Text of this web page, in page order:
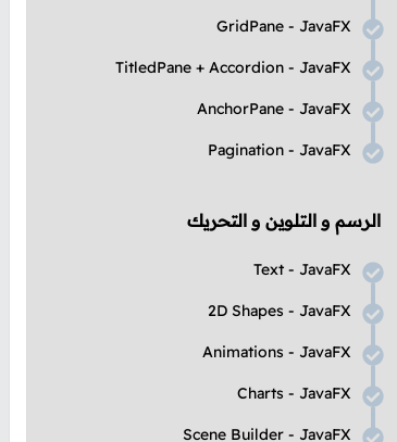
JavaFX
-
GridPane
JavaFX
-
Accordion
+
TitledPane
JavaFX
-
AnchorPane
JavaFX
-
Pagination
الرسم و التلوين و التحريك
JavaFX
-
Text
JavaFX
-
2D Shapes
JavaFX
-
Animations
JavaFX
-
Charts
JavaFX
-
Scene Builder